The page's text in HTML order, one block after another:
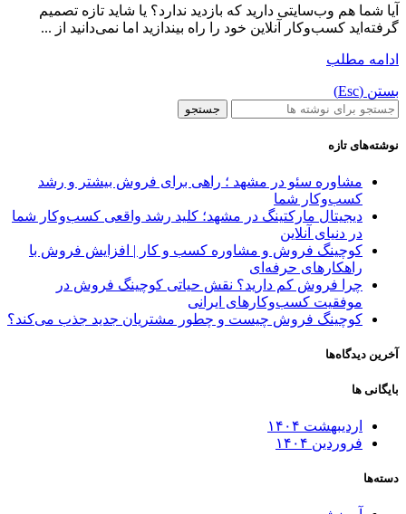
آیا شما هم وب‌سایتی دارید که بازدید ندارد؟ یا شاید تازه تصمیم
گرفته‌اید کسب‌وکار آنلاین خود را راه بیندازید اما نمی‌دانید از ...
ادامه مطلب
بستن (Esc)
جستجو
نوشته‌های تازه
مشاوره سئو در مشهد ؛ راهی برای فروش بیشتر و رشد
کسب‌وکار شما
دیجیتال مارکتینگ در مشهد؛ کلید رشد واقعی کسب‌وکار شما
در دنیای آنلاین
کوچینگ فروش و مشاوره کسب‌ و کار | افزایش فروش با
راهکارهای حرفه‌ای
چرا فروش کم دارید؟ نقش حیاتی کوچینگ فروش در
موفقیت کسب‌وکارهای ایرانی
کوچینگ فروش چیست و چطور مشتریان جدید جذب می‌کند؟
آخرین دیدگاه‌ها
بایگانی ها
اردیبهشت ۱۴۰۴
فروردین ۱۴۰۴
دسته‌ها